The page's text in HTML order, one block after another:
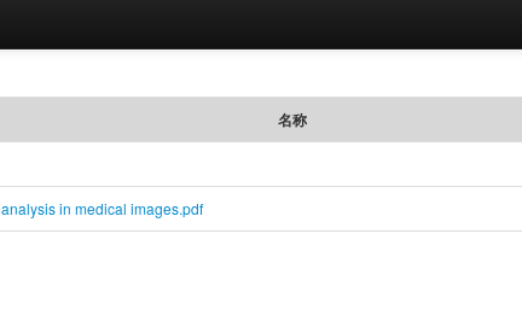
名称
in medical images.pdf